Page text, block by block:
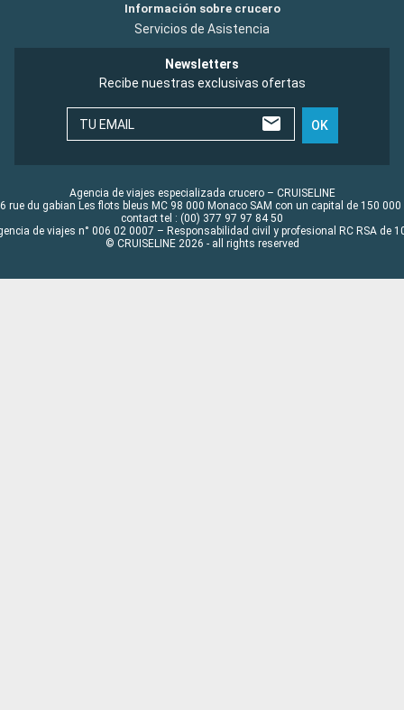
Información sobre crucero
Servicios de Asistencia
Newsletters
Recibe nuestras exclusivas ofertas
TU EMAIL OK
Agencia de viajes especializada crucero – CRUISELINE
rue du gabian Les flots bleus MC 98 000 Monaco SAM con un capital de 150 000
contact tel : (00) 377 97 97 84 50
de viajes n° 006 02 0007 – Responsabilidad civil y profesional RC RSA de
© CRUISELINE 2026 - all rights reserved